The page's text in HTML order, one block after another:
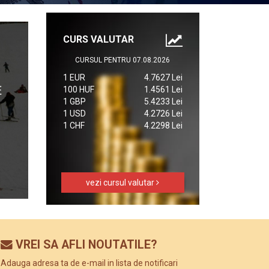
CURS VALUTAR
CURSUL PENTRU 07.08.2026
1 EUR
4.7627 Lei
100 HUF
1.4561 Lei
1 GBP
5.4233 Lei
1 USD
4.2726 Lei
1 CHF
4.2298 Lei
vezi cursul valutar
VREI SA AFLI NOUTATILE?
Adauga adresa ta de e-mail in lista de notificari